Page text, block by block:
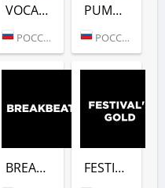
VOCAL DRUM (DFM)
РОССИЯ (МОСКВА)
PUMP (DFM)
РОССИЯ (МОСКВА)
BREAKBEAT (DFM) FESTIVALS GOLD (DFM)